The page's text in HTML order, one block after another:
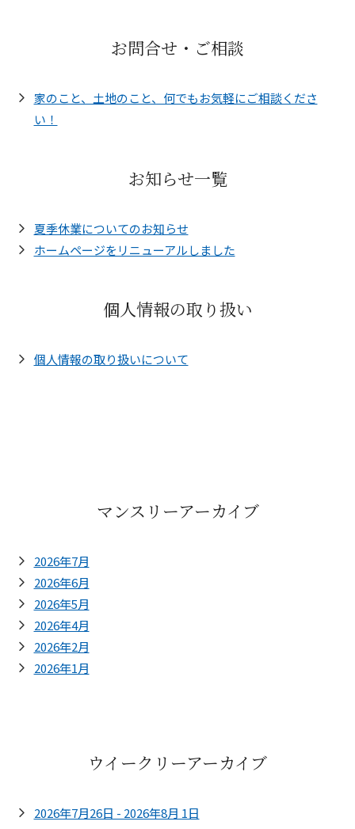
お問合せ・ご相談
家のこと、土地のこと、何でもお気軽にご相談くださ
い！
お知らせ一覧
夏季休業についてのお知らせ
ホームページをリニューアルしました
個人情報の取り扱い
個人情報の取り扱いについて
マンスリーアーカイブ
2026年7月
2026年6月
2026年5月
2026年4月
2026年2月
2026年1月
ウイークリーアーカイブ
2026年7月26日 - 2026年8月 1日